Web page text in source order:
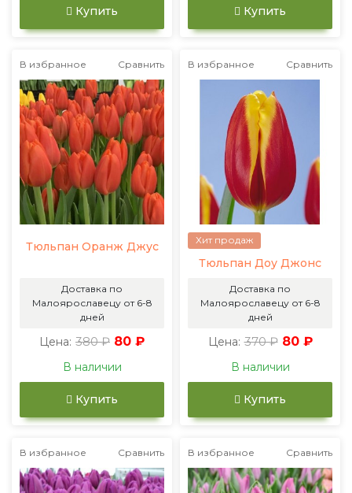
Купить Купить
В избранное Сравнить
Тюльпан Оранж Джус
Доставка по
Малоярославецу от 6-8
дней
Цена: 380 ₽ 80 ₽
В наличии
Купить
В избранное Сравнить
Хит продаж
Тюльпан Доу Джонс
Доставка по
Малоярославецу от 6-8
дней
Цена: 370 ₽ 80 ₽
В наличии
Купить
В избранное Сравнить В избранное Сравнить